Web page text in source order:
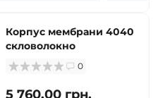
Корпус мембрани 4040
скловолокно
0
5 760.00 грн.